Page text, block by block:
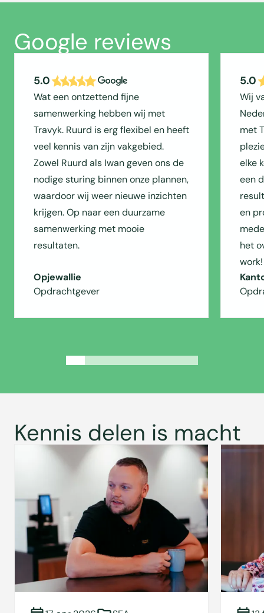
Google reviews
5.0
Wat een ontzettend fijne
samenwerking hebben wij met
Travyk. Ruurd is erg flexibel en heeft
veel kennis van zijn vakgebied.
Zowel Ruurd als Iwan geven ons de
nodige sturing binnen onze plannen,
waardoor wij weer nieuwe inzichten
krijgen. Op naar een duurzame
samenwerking met mooie
resultaten.
Opjewallie
Opdrachtgever
5.0
Wij
met
elke
een
en
het
work!
Kennis delen is macht